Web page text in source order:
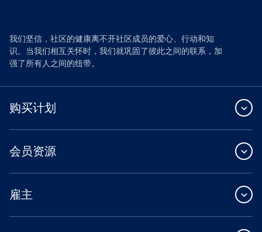
我们坚信，社区的健康离不开社区成员的爱心、行动和知
识。当我们相互关怀时，我们就巩固了彼此之间的联系，加
强了所有人之间的纽带。
购买计划
会员资源
雇主